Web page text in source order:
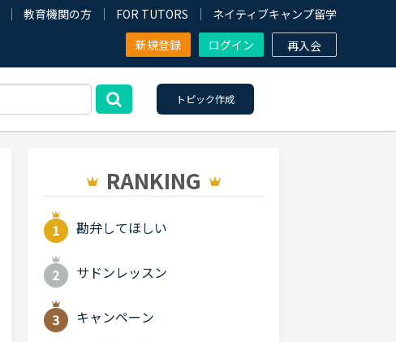
教育機関の方 FOR TUTORS
ネイティブキャンプ留学
新規登録
ログイン 再入会
トピック作成
RANKING
勘弁してほしい
サドンレッスン
キャンペーン